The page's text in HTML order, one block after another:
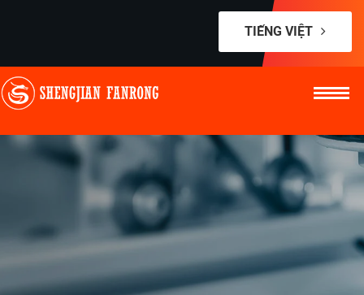
TIẾNG VIỆT